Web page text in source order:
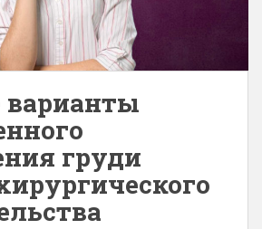
груди